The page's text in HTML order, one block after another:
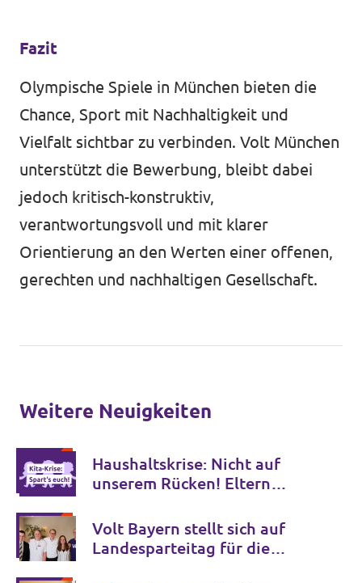
Fazit
Olympische Spiele in München bieten die
Chance, Sport mit Nachhaltigkeit und
Vielfalt sichtbar zu verbinden. Volt München
unterstützt die Bewerbung, bleibt dabei
jedoch kritisch-konstruktiv,
verantwortungsvoll und mit klarer
Orientierung an den Werten einer offenen,
gerechten und nachhaltigen Gesellschaft.
Weitere Neuigkeiten
Haushaltskrise: Nicht auf
unserem Rücken! Eltern
Kitas
Volt Bayern stellt sich auf
Landesparteitag für die